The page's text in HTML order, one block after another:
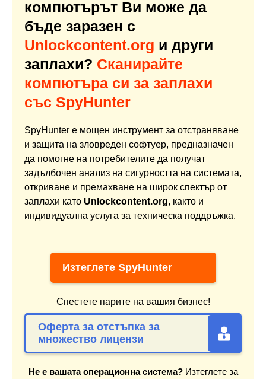
компютърът Ви може да
бъде заразен с
Unlockcontent.org и други
заплахи? Сканирайте
компютъра си за заплахи
със SpyHunter
SpyHunter е мощен инструмент за отстраняване
и защита на зловреден софтуер, предназначен
да помогне на потребителите да получат
задълбочен анализ на сигурността на системата,
откриване и премахване на широк спектър от
заплахи като Unlockcontent.org, както и
индивидуална услуга за техническа поддръжка.
Изтеглете SpyHunter
Спестете парите на вашия бизнес!
Оферта за отстъпка за
множество лицензи
Не е вашата операционна система?Изтеглете за